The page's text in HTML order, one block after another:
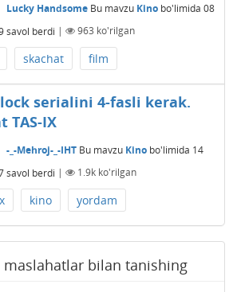
Lucky Handsome Bu mavzu Kinobo'limida 08
savol berdi | 963 ko'rilgan
skachat film
serialini 4-fasli kerak.
TAS-IX
-_-Mehroj-_-IHT Bu mavzu Kinobo'limida 14
savol berdi | 1.9kko'rilgan
kino yordam
maslahatlar bilan tanishing